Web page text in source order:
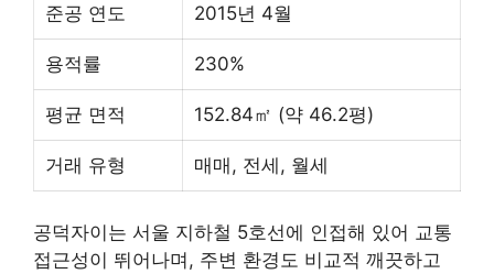
준공 연도 2015년 4월
용적률 230%
평균 면적 152.84㎡ (약 46.2평)
거래 유형 매매, 전세, 월세
공덕자이는 서울 지하철 5호선에 인접해 있어 교통
접근성이 뛰어나며, 주변 환경도 비교적 깨끗하고